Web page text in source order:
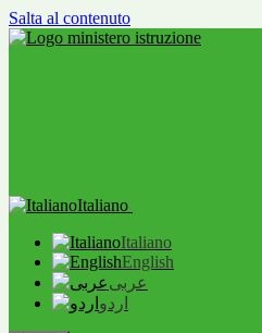
Salta al contenuto
Italiano
Italiano
English
عربى
اردو